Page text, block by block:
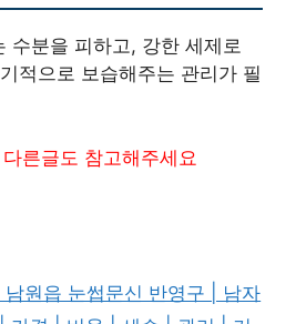
수분을 피하고, 강한 세제로
적으로 보습해주는 관리가 필
른글도 참고해주세요
원읍 눈썹문신 반영구 | 남자